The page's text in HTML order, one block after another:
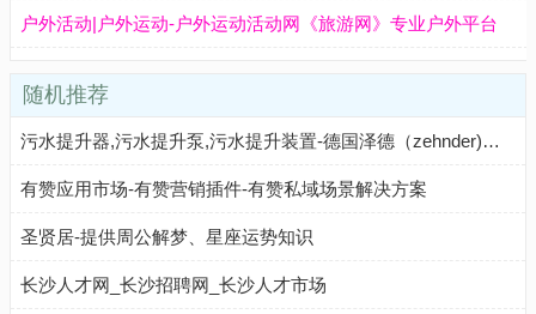
户外活动|户外运动-户外运动活动网《旅游网》专业户外平台
随机推荐
污水提升器,污水提升泵,污水提升装置-德国泽德（zehnder)水泵系统有限公司
有赞应用市场-有赞营销插件-有赞私域场景解决方案
圣贤居-提供周公解梦、星座运势知识
长沙人才网_长沙招聘网_长沙人才市场